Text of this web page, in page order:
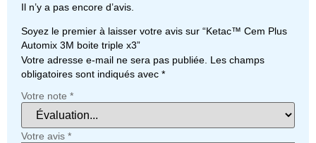
Il n’y a pas encore d’avis.
Soyez le premier à laisser votre avis sur “Ketac™ Cem Plus
Automix 3M boite triple x3”
Votre adresse e-mail ne sera pas publiée. Les champs
obligatoires sont indiqués avec *
Votre note *
Votre avis *